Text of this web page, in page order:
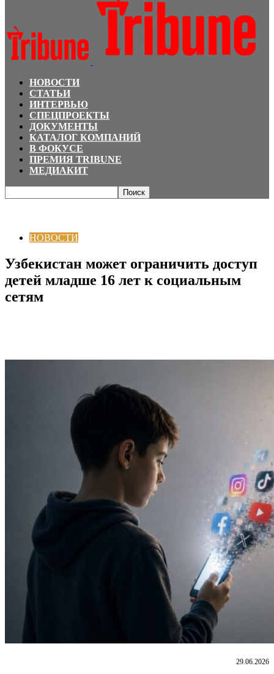
НОВОСТИ
СТАТЬИ
ИНТЕРВЬЮ
СПЕЦПРОЕКТЫ
ДОКУМЕНТЫ
КАТАЛОГ КОМПАНИЙ
В ФОКУСЕ
ПРЕМИЯ TRIBUNE
МЕДИАКИТ
НОВОСТИ
Узбекистан может ограничить доступ
детей младше 16 лет к социальным
сетям
29.06.2026